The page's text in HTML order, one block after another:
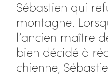
Sébastien qui
montagne.
l’ancien maître
bien décidé à
chienne,